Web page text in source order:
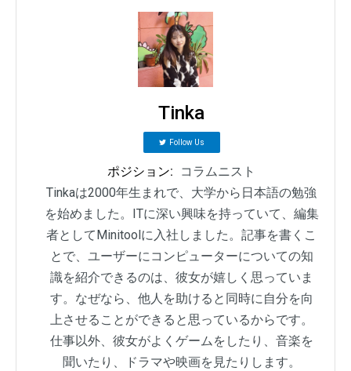
Tinka
Follow Us
ポジション:
コラムニスト
Tinkaは2000年生まれで、大学から日本語の勉強
を始めました。ITに深い興味を持っていて、編集
者としてMinitoolに入社しました。記事を書くこ
とで、ユーザーにコンピューターについての知
識を紹介できるのは、彼女が嬉しく思っていま
す。なぜなら、他人を助けると同時に自分を向
上させることができると思っているからです。
仕事以外、彼女がよくゲームをしたり、音楽を
聞いたり、ドラマや映画を見たりします。